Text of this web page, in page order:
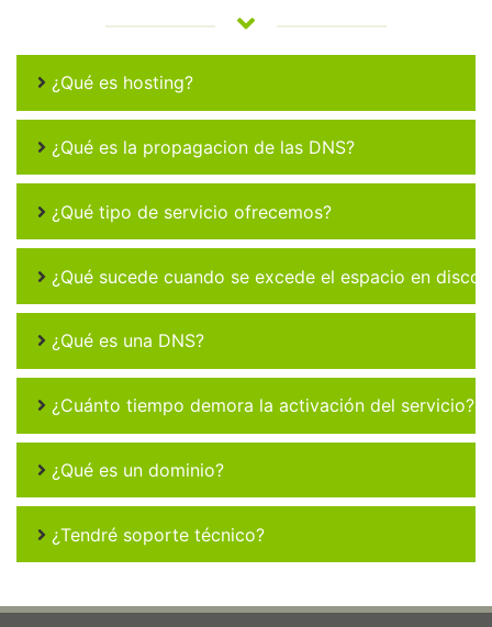
¿Qué es hosting?
¿Qué es la propagacion de las DNS?
¿Qué tipo de servicio ofrecemos?
¿Qué sucede cuando se excede el espacio en disco
¿Qué es una DNS?
¿Cuánto tiempo demora la activación del servicio?
¿Qué es un dominio?
¿Tendré soporte técnico?